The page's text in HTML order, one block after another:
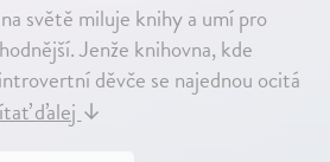
světě miluje knihy a umí pro
Jenže knihovna, kde
děvče se najednou ocitá
ďalej↓